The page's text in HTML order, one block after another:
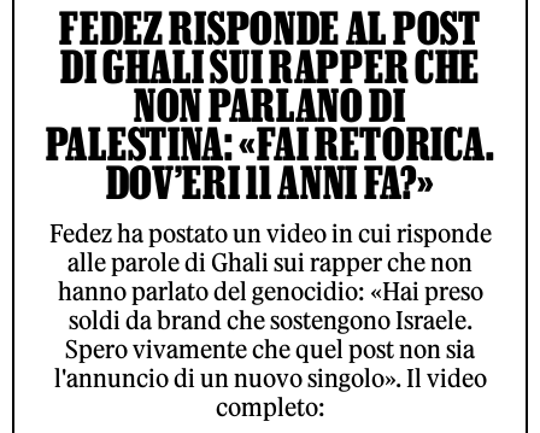
FEDEZ RISPONDE AL POST
DI GHALI SUI RAPPER CHE
NON PARLANO DI
PALESTINA: «FAI RETORICA.
DOV’ERI 11 ANNI FA?»
Fedez ha postato un video in cui risponde
alle parole di Ghali sui rapper che non
hanno parlato del genocidio: «Hai preso
soldi da brand che sostengono Israele.
Spero vivamente che quel post non sia
l'annuncio di un nuovo singolo». Il video
completo: